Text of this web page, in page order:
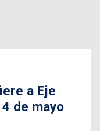
a Eje
de mayo